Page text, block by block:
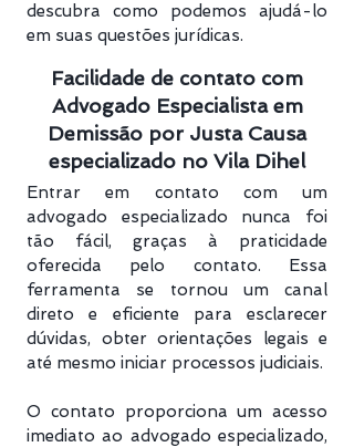
descubra como podemos ajudá-lo
em suas questões jurídicas.
Facilidade de contato com
Advogado Especialista em
Demissão por Justa Causa
especializado no Vila Dihel
Entrar em contato com um
advogado especializado nunca foi
tão fácil, graças à praticidade
oferecida pelo contato. Essa
ferramenta se tornou um canal
direto e eficiente para esclarecer
dúvidas, obter orientações legais e
até mesmo iniciar processos judiciais.
O contato proporciona um acesso
imediato ao advogado especializado,